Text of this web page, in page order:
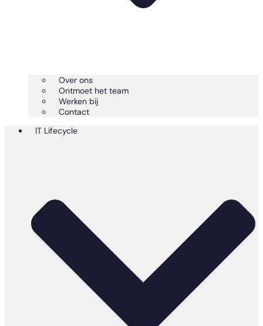
Over ons
Ontmoet het team
Werken bij
Contact
IT Lifecycle